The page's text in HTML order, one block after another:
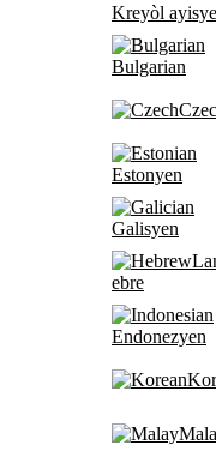
Kreyòl
Bulgarian
Estonyen
Galisyen
ebre
Endonezyen